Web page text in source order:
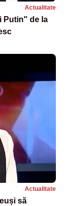
Actualitate
Putin" de la
Actualitate
să